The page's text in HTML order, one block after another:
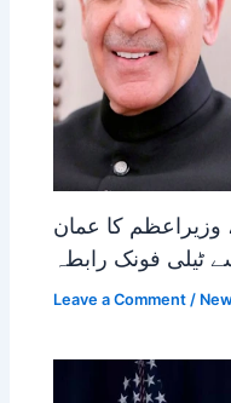
کا عمان
فونک رابطہ
Leave a Comment /